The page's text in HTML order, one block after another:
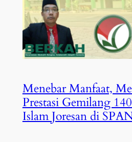
Menebar Manfaat,
Prestasi Gemilang
Islam Joresan di